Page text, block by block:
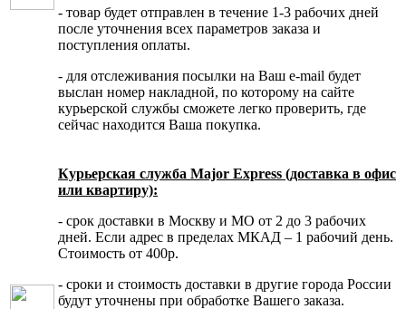
- товар будет отправлен в течение 1-3 рабочих дней
после уточнения всех параметров заказа и
поступления оплаты.
- для отслеживания посылки на Ваш e-mail будет
выслан номер накладной, по которому на сайте
курьерской службы сможете легко проверить, где
сейчас находится Ваша покупка.
Курьерская служба Major Express (доставка в офис
или квартиру):
- срок доставки в Москву и МО от 2 до 3 рабочих
дней. Если адрес в пределах МКАД – 1 рабочий день.
Стоимость от 400р.
- сроки и стоимость доставки в другие города России
будут уточнены при обработке Вашего заказа.